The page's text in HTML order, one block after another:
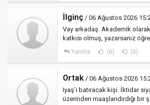
İlginç / 06 Ağustos 2026
Vay arkadaş. Akademik
katkısı olmuş, yazarsanız
Yanıtla (6) (0)
Ortak / 06 Ağustos 2026
Iyaş’ı batıracak kişi. İktidar
üzerinden maaşlandırdığı bir